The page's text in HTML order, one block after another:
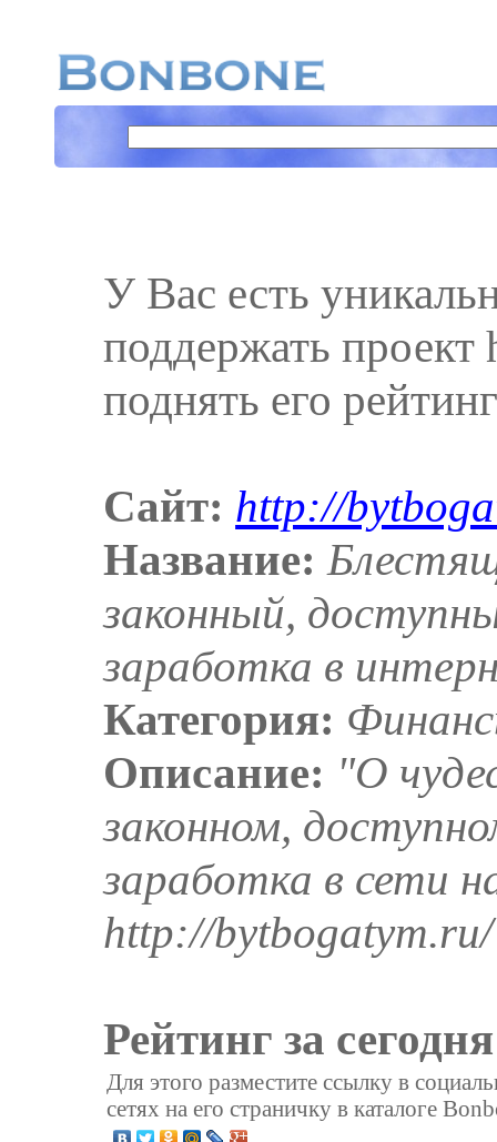
У Вас есть
поддержать
поднять его
Сайт: http://
Название:
законный,
заработка в
Категория:
Описание: "О
законном,
заработка в сети
http://
Рейтинг за
Для этого разместите ссылку в
сетях на его страничку в каталоге